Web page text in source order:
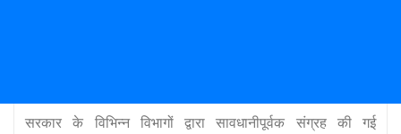
सरकार के विभिन्न विभागों द्वारा सावधानीपूर्वक संग्रह की गई